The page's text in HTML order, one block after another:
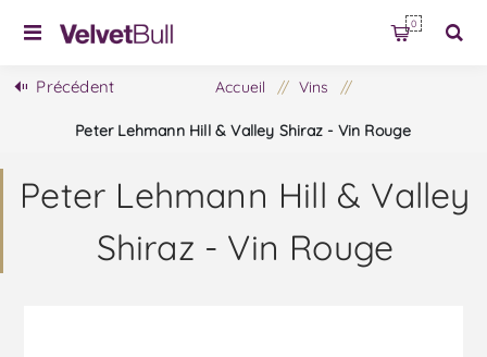
0
Précédent Accueil / Vins /
Peter Lehmann Hill & Valley Shiraz - Vin Rouge
Peter Lehmann Hill & Valley
Shiraz - Vin Rouge